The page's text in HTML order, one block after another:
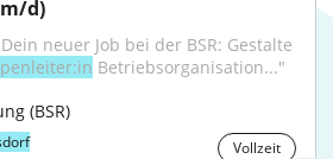
d)
neuer Job bei der BSR: Gestalte
Betriebsorganisation..."
(BSR)
Vollzeit